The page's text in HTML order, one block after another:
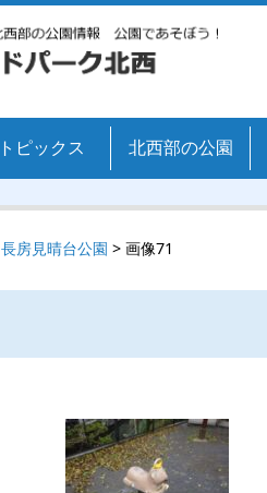
トピックス 北西部の公園
長房見晴台公園 > 画像71